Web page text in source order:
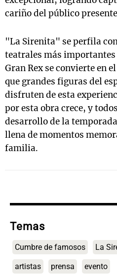
cariño del público
"La Sirenita" se perfila
teatrales más
Gran Rex se convierte en
que grandes figuras del
disfruten de esta
por esta obra crece, y
desarrollo de la
llena de momentos
familia.
Temas
Cumbre de famosos La
artistas prensa evento